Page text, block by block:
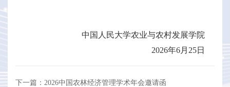
中国人民大学农业与农村发展学院
2026年6月25日
下一篇：2026中国农林经济管理学术年会邀请函